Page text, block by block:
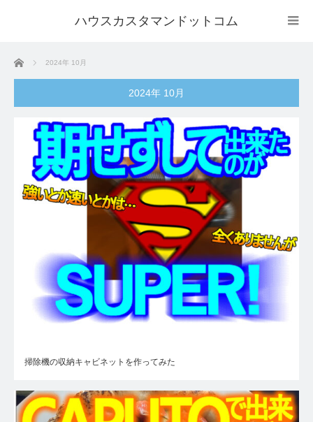
ハウスカスタマンドットコム
ホーム 2024年 10月
2024年 10月
掃除機の収納キャビネットを作ってみた